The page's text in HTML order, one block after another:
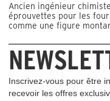
Ancien ingénieur
éprouvettes pour les
comme une figure
Inscrivez-vous pour être
recevoir les offres